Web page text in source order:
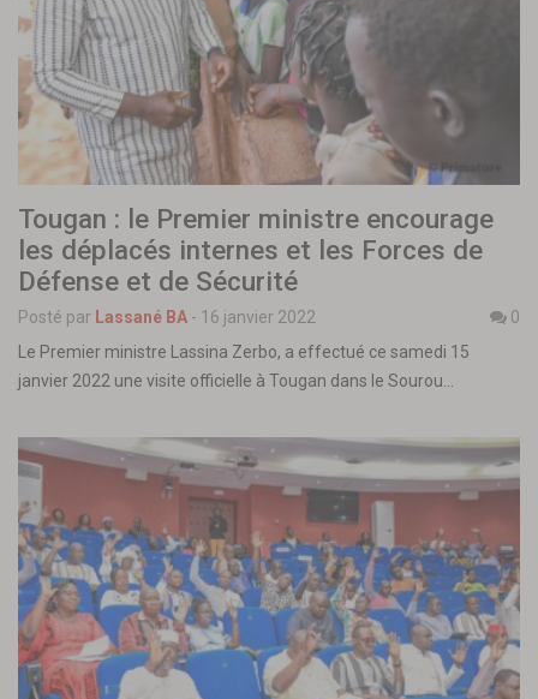
Tougan : le Premier ministre encourage
les déplacés internes et les Forces de
Défense et de Sécurité
Posté par Lassané BA - 16 janvier 2022
0
Le Premier ministre Lassina Zerbo, a effectué ce samedi 15
janvier 2022 une visite officielle à Tougan dans le Sourou…